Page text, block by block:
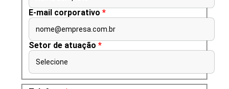
E-mail corporativo *
nome@empresa.com.br
Setor de atuação *
Selecione